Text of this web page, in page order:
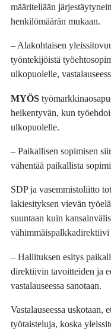
määritellään
henkilömäärän mukaan.
– Alakohtaisen
työntekijöistä
ulkopuolelle,
MYÖS
heikentyvän, kun
ulkopuolelle.
– Paikallisen sopimisen
vähentää paikallista
SDP ja vasemmistoliitto
lakiesityksen vievän
suuntaan kuin
vähimmäispalkkadirektiivi
– Hallituksen esitys
direktiivin tavoitteiden ja
vastalauseessa sanotaan.
Vastalauseessa uskotaan,
työtaisteluja, koska